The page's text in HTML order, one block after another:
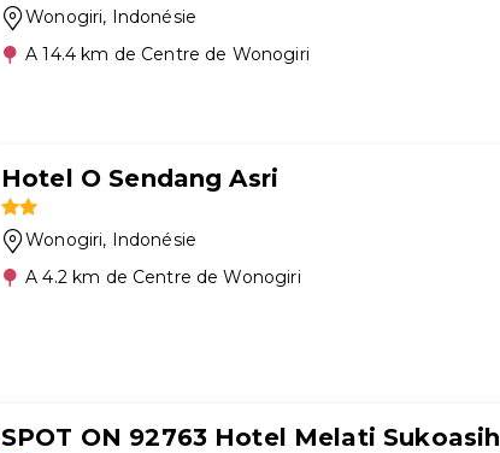
Wonogiri, Indonésie
A 14.4 km de Centre de Wonogiri
Hotel O Sendang Asri
Wonogiri, Indonésie
A 4.2 km de Centre de Wonogiri
SPOT ON 92763 Hotel Melati Sukoasih